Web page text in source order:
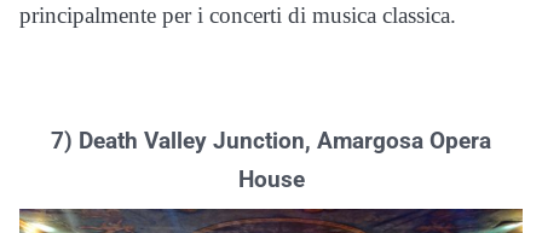
principalmente per i concerti di musica classica.
7) Death Valley Junction, Amargosa Opera
House